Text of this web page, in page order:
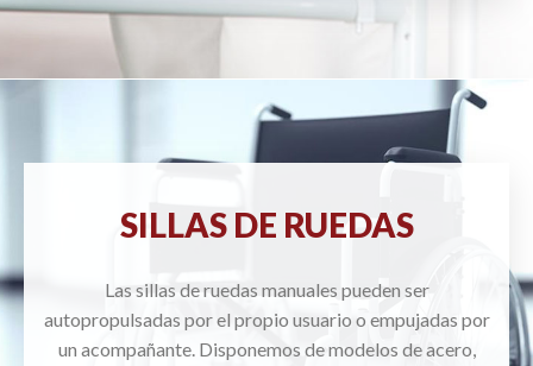
SILLAS DE RUEDAS
Las sillas de ruedas manuales pueden ser
autopropulsadas por el propio usuario o empujadas por
un acompañante. Disponemos de modelos de acero,